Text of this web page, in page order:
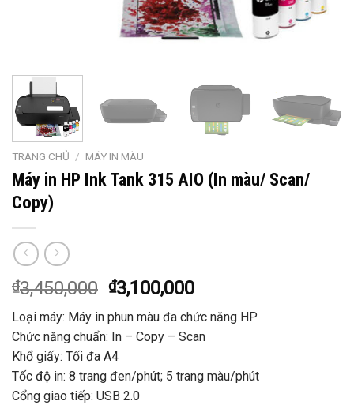
TRANG CHỦ / MÁY IN MÀU
Máy in HP Ink Tank 315 AIO (In màu/ Scan/
Copy)
₫3,450,000 ₫3,100,000
Loại máy: Máy in phun màu đa chức năng HP
Chức năng chuẩn: In – Copy – Scan
Khổ giấy: Tối đa A4
Tốc độ in: 8 trang đen/phút; 5 trang màu/phút
Cổng giao tiếp: USB 2.0